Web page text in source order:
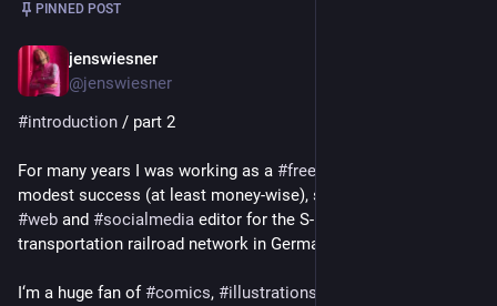
PINNED POST
jenswiesner
@jenswiesner
#introduction / part 2
For many years I was working as a #freelance
#web and #socialmedia editor for the S-Bahn Berlin, a public
transportation railroad network in Germany’s capital.
I‘m a huge fan of #comics, #illustrations